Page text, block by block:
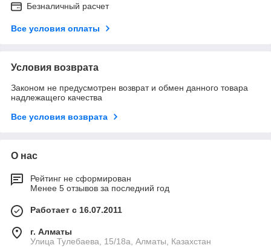
Безналичный расчет
Все условия оплаты
Условия возврата
Законом не предусмотрен возврат и обмен данного товара
надлежащего качества
Все условия возврата
О нас
Рейтинг не сформирован
Менее 5 отзывов за последний год
Работает с 16.07.2011
г. Алматы
Улица Тулебаева, 15/18а, Алматы, Казахстан